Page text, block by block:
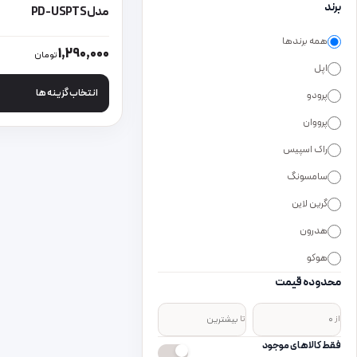
برند
همه برندها
اپل
پرودو
پرووان
راک اسپیس
سامسونگ
گرین لاین
هدرون
هوکو
محدوده قیمت
از تا
فقط کالاهای موجود
مدلPD-USPTS
1,290,000تومان
انتخاب گزینه ها
این محصول دارای